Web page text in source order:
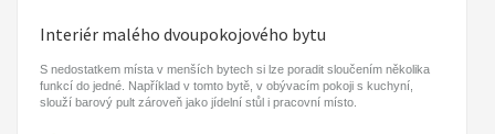
Interiér malého dvoupokojového bytu
S nedostatkem místa v menších bytech si lze poradit sloučením několika
funkcí do jedné. Například v tomto bytě, v obývacím pokoji s kuchyní,
slouží barový pult zároveň jako jídelní stůl i pracovní místo.